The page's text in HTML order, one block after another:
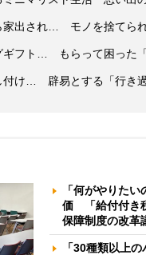
家出され… モノを捨てら
ギフト… もらって困った「
付け… 辟易とする「行き
「何がやりた
価 「給付付き
保障制度の改革
「30種類以上